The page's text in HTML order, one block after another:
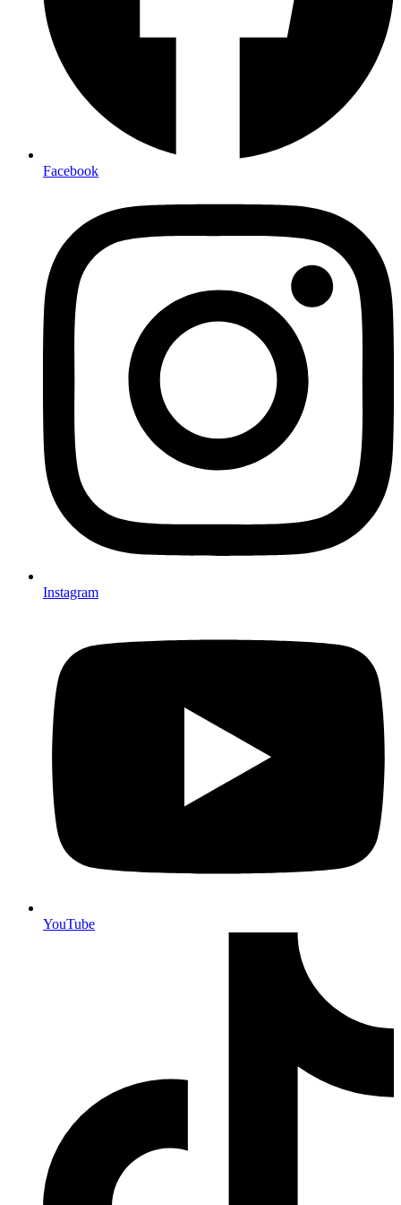
Facebook
Instagram
YouTube